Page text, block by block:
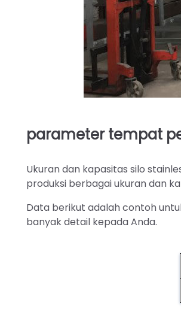
parameter tempat
Ukuran dan kapasitas silo
produksi berbagai ukuran dan
Data berikut adalah contoh
banyak detail kepada Anda.